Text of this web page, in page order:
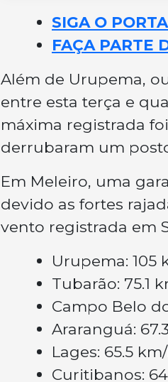
SIGA O
FAÇA PARTE
Além de Urupema,
entre esta terça e
máxima registrada
derrubaram um
Em Meleiro, uma
devido as fortes
vento registrada em
Urupema: 105
Tubarão: 75.1
Campo Belo
Araranguá:
Lages: 65.5
Curitibanos: